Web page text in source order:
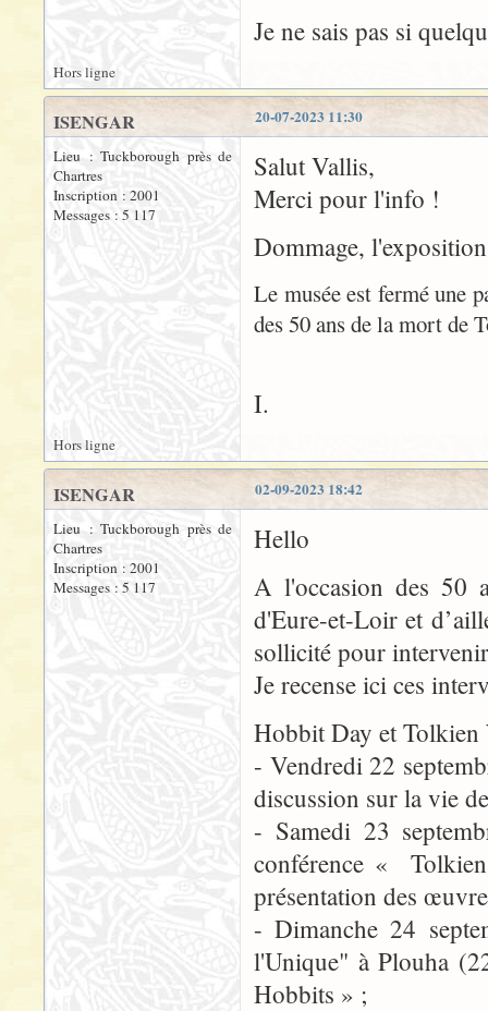
Je ne sais pas si
Hors ligne
20-07-2023 11:30
ISENGAR
Lieu : Tuckborough près de
Chartres
Inscription : 2001
Messages : 5 117
Salut Vallis,
Merci pour l'info !
Dommage,
Le musée est fermé une
des 50 ans de la mort de
I.
Hors ligne
02-09-2023 18:42
ISENGAR
Lieu : Tuckborough près de
Chartres
Inscription : 2001
Messages : 5 117
Hello
A l'occasion des 50
d'Eure-et-Loir et
sollicité pour
Je recense ici ces
Hobbit Day et Tolkien
- Vendredi 22
discussion sur la vie
- Samedi 23
conférence «
présentation des
- Dimanche 24
l'Unique" à Plouha
Hobbits » ;